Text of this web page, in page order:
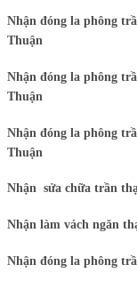
Nhận đóng la phông
Thuận
Nhận đóng la phông
Thuận
Nhận đóng la phông
Thuận
Nhận sửa chữa trần
Nhận làm vách ngăn
Nhận đóng la phông